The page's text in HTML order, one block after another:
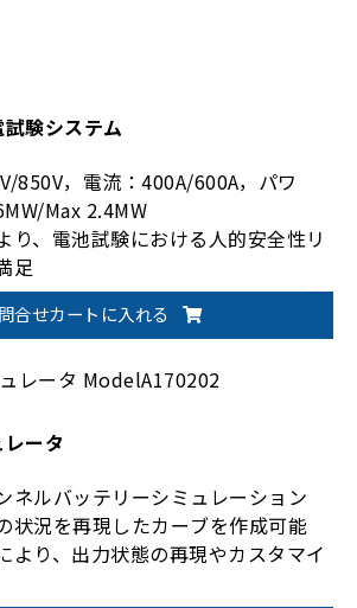
験システム
850V，電流：400A/600A，パワ
Max 2.4MW
り、電池試験における人的安全性リ
足
バッテリー検証ソリューションのた
合技術
合せカートに入れる
ータ
ネルバッテリーシミュレーション
状況を再現したカーブを作成可能
より、出力状態の再現やカスタマイ